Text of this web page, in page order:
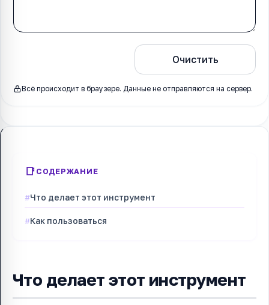
Очистить
Всё происходит в браузере. Данные не отправляются на сервер.
СОДЕРЖАНИЕ
Что делает этот инструмент
Как пользоваться
Что делает этот инструмент